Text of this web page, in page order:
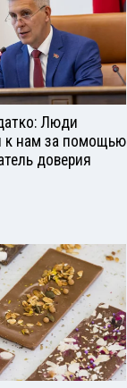
Люди
к нам за помощью
доверия